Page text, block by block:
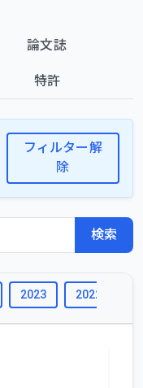
論文誌
特許
フィルター解
除
検索
2023 2022